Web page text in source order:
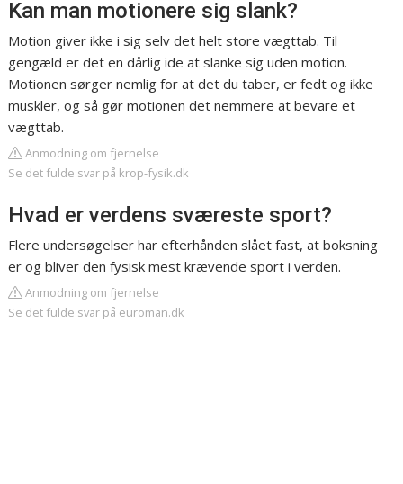
Kan man motionere sig slank?
Motion giver ikke i sig selv det helt store vægttab. Til
gengæld er det en dårlig ide at slanke sig uden motion.
Motionen sørger nemlig for at det du taber, er fedt og ikke
muskler, og så gør motionen det nemmere at bevare et
vægttab.
Anmodning om fjernelse
Se det fulde svar på krop-fysik.dk
Hvad er verdens sværeste sport?
Flere undersøgelser har efterhånden slået fast, at boksning
er og bliver den fysisk mest krævende sport i verden.
Anmodning om fjernelse
Se det fulde svar på euroman.dk